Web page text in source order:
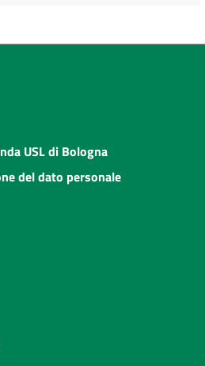
USL di Bologna
del dato personale